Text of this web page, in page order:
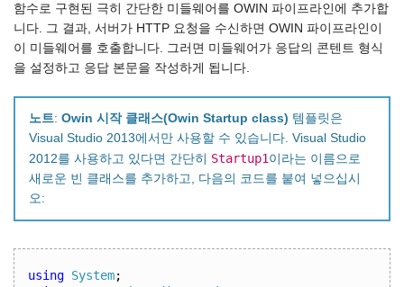
함수로 구현된 극히 간단한 미들웨어를 OWIN 파이프라인에 추가합
니다. 그 결과, 서버가 HTTP 요청을 수신하면 OWIN 파이프라인이
이 미들웨어를 호출합니다. 그러면 미들웨어가 응답의 콘텐트 형식
을 설정하고 응답 본문을 작성하게 됩니다.
노트: Owin 시작 클래스(Owin Startup class) 템플릿은
Visual Studio 2013에서만 사용할 수 있습니다. Visual Studio
2012를 사용하고 있다면 간단히 Startup1 이라는 이름으로
새로운 빈 클래스를 추가하고, 다음의 코드를 붙여 넣으십시
오:
using System;